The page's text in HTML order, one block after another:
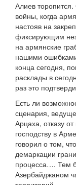
Алиев
войны, когда
настояв на
фиксирующим
на армянские
нашими
конца сегодня,
расклады в
раз это
Есть ли
сценария,
Арцаха, отказу
господству в
говорил о том,
демаркации
процесса…. Тем
Азербайджаном